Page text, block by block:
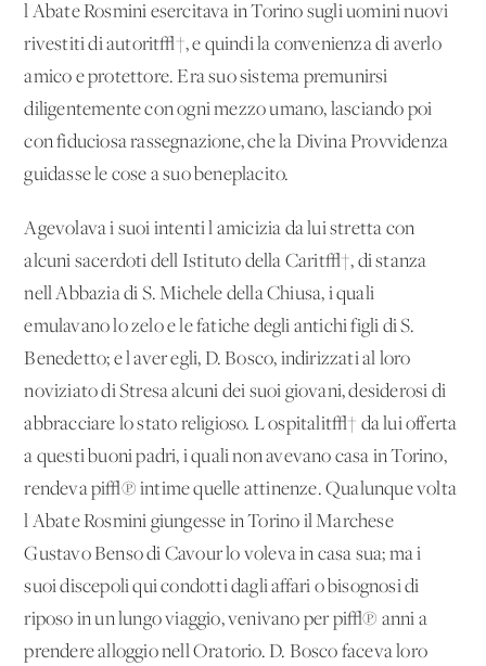
l'Abate Rosmini esercitava in Torino sugli uomini nuovi
rivestiti di autorit√†, e quindi la convenienza di averlo
amico e protettore. Era suo sistema premunirsi
diligentemente con ogni mezzo umano, lasciando poi
con fiduciosa rassegnazione, che la Divina Provvidenza
guidasse le cose a suo beneplacito.
Agevolava i suoi intenti l'amicizia da lui stretta con
alcuni sacerdoti dell'Istituto della Carit√†, di stanza
nell'Abbazia di S. Michele della Chiusa, i quali
emulavano lo zelo e le fatiche degli antichi figli di S.
Benedetto; e l'aver egli, D. Bosco, indirizzati al loro
noviziato di Stresa alcuni dei suoi giovani, desiderosi di
abbracciare lo stato religioso. L'ospitalit√† da lui offerta
a questi buoni padri, i quali non avevano casa in Torino,
rendeva pi√π intime quelle attinenze. Qualunque volta
l'Abate Rosmini giungesse in Torino il Marchese
Gustavo Benso di Cavour lo voleva in casa sua; ma i
suoi discepoli qui condotti dagli affari o bisognosi di
riposo in un lungo viaggio, venivano per pi√π anni a
prendere alloggio nell'Oratorio. D. Bosco faceva loro